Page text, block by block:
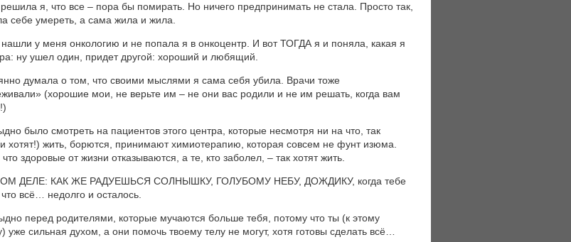
я, что все – пора бы помирать. Но ничего предпринимать не стала. Просто так,
себе умереть, а сама жила и жила.
у меня онкологию и не попала я в онкоцентр. И вот ТОГДА я и поняла, какая я
ну ушел один, придет другой: хороший и любящий.
думала о том, что своими мыслями я сама себя убила. Врачи тоже
(хорошие мои, не верьте им – не они вас родили и не им решать, когда вам
было смотреть на пациентов этого центра, которые несмотря ни на что, так
хотят!) жить, борются, принимают химиотерапию, которая совсем не фунт изюма.
здоровые от жизни отказываются, а те, кто заболел, – так хотят жить.
ДЕЛЕ: КАК ЖЕ РАДУЕШЬСЯ СОЛНЫШКУ, ГОЛУБОМУ НЕБУ, ДОЖДИКУ, когда тебе
что всё… недолго и осталось.
перед родителями, которые мучаются больше тебя, потому что ты (к этому
уже сильная духом, а они помочь твоему телу не могут, хотя готовы сделать всё…